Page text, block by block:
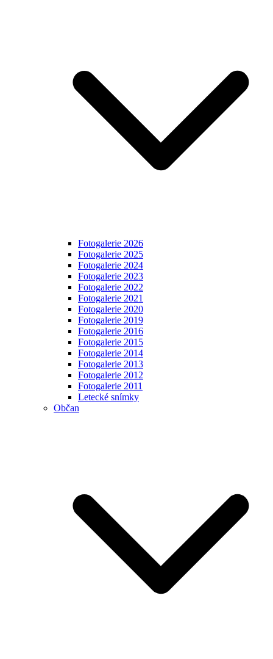
Fotogalerie 2026
Fotogalerie 2025
Fotogalerie 2024
Fotogalerie 2023
Fotogalerie 2022
Fotogalerie 2021
Fotogalerie 2020
Fotogalerie 2019
Fotogalerie 2016
Fotogalerie 2015
Fotogalerie 2014
Fotogalerie 2013
Fotogalerie 2012
Fotogalerie 2011
Letecké snímky
Občan